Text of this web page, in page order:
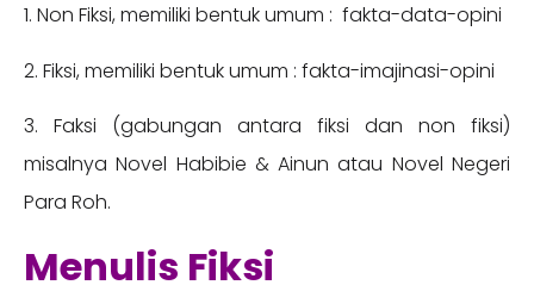
1. Non Fiksi, memiliki bentuk umum : fakta-data-opini
2. Fiksi, memiliki bentuk umum : fakta-imajinasi-opini
3. Faksi (gabungan antara fiksi dan non fiksi)
misalnya Novel Habibie & Ainun atau Novel Negeri
Para Roh.
Menulis Fiksi